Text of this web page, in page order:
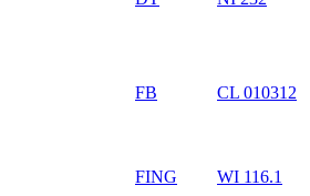
FB CL 010312
FING WI 116.1